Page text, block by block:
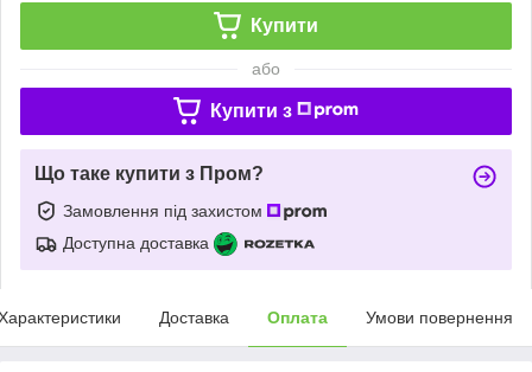
Купити
або
Купити з
Що таке купити з Пром?
Замовлення під захистом
Доступна доставка
Доставка Оплата Умови повернення